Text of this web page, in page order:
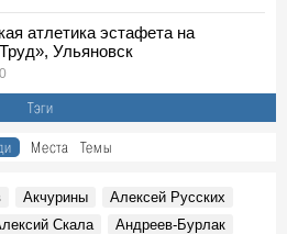
американский
Ж.И. Алферов в
России нет недовольных":
в симбирских пределах
атлетика эстафета на
Ульяновск
Тэги
Места Темы
Акчурины
Алексей Русских
Скала
Андреев-Бурлак